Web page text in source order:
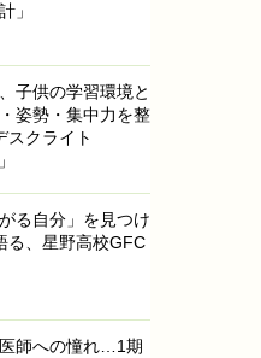
」
子供の学習環境と
姿勢・集中力を整
スクライト
る自分」を見つけ
、星野高校GFC
師への憧れ…1期